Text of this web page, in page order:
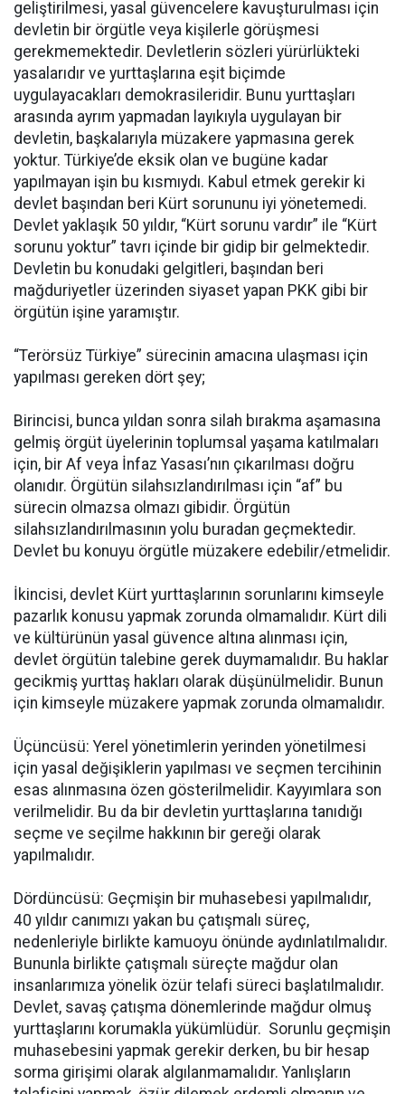
geliştirilmesi, yasal güvencelere kavuşturulması için
devletin bir örgütle veya kişilerle görüşmesi
gerekmemektedir. Devletlerin sözleri yürürlükteki
yasalarıdır ve yurttaşlarına eşit biçimde
uygulayacakları demokrasileridir. Bunu yurttaşları
arasında ayrım yapmadan layıkıyla uygulayan bir
devletin, başkalarıyla müzakere yapmasına gerek
yoktur. Türkiye’de eksik olan ve bugüne kadar
yapılmayan işin bu kısmıydı. Kabul etmek gerekir ki
devlet başından beri Kürt sorununu iyi yönetemedi.
Devlet yaklaşık 50 yıldır, “Kürt sorunu vardır” ile “Kürt
sorunu yoktur” tavrı içinde bir gidip bir gelmektedir.
Devletin bu konudaki gelgitleri, başından beri
mağduriyetler üzerinden siyaset yapan PKK gibi bir
örgütün işine yaramıştır.
“Terörsüz Türkiye” sürecinin amacına ulaşması için
yapılması gereken dört şey;
Birincisi, bunca yıldan sonra silah bırakma aşamasına
gelmiş örgüt üyelerinin toplumsal yaşama katılmaları
için, bir Af veya İnfaz Yasası’nın çıkarılması doğru
olanıdır. Örgütün silahsızlandırılması için “af” bu
sürecin olmazsa olmazı gibidir. Örgütün
silahsızlandırılmasının yolu buradan geçmektedir.
Devlet bu konuyu örgütle müzakere edebilir/etmelidir.
İkincisi, devlet Kürt yurttaşlarının sorunlarını kimseyle
pazarlık konusu yapmak zorunda olmamalıdır. Kürt dili
ve kültürünün yasal güvence altına alınması için,
devlet örgütün talebine gerek duymamalıdır. Bu haklar
gecikmiş yurttaş hakları olarak düşünülmelidir. Bunun
için kimseyle müzakere yapmak zorunda olmamalıdır.
Üçüncüsü: Yerel yönetimlerin yerinden yönetilmesi
için yasal değişiklerin yapılması ve seçmen tercihinin
esas alınmasına özen gösterilmelidir. Kayyımlara son
verilmelidir. Bu da bir devletin yurttaşlarına tanıdığı
seçme ve seçilme hakkının bir gereği olarak
yapılmalıdır.
Dördüncüsü: Geçmişin bir muhasebesi yapılmalıdır,
40 yıldır canımızı yakan bu çatışmalı süreç,
nedenleriyle birlikte kamuoyu önünde aydınlatılmalıdır.
Bununla birlikte çatışmalı süreçte mağdur olan
insanlarımıza yönelik özür telafi süreci başlatılmalıdır.
Devlet, savaş çatışma dönemlerinde mağdur olmuş
yurttaşlarını korumakla yükümlüdür. Sorunlu geçmişin
muhasebesini yapmak gerekir derken, bu bir hesap
sorma girişimi olarak algılanmamalıdır. Yanlışların